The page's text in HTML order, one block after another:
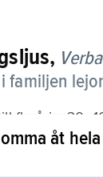
familjen
flerårig,
rödbruna
åt